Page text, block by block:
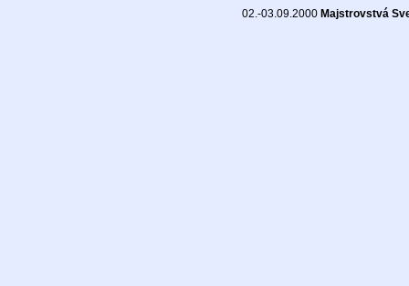
02.-03.09.2000 Majstrovstvá